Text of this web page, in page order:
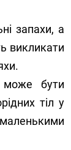
запахи, а
викликати
бути
тіл у